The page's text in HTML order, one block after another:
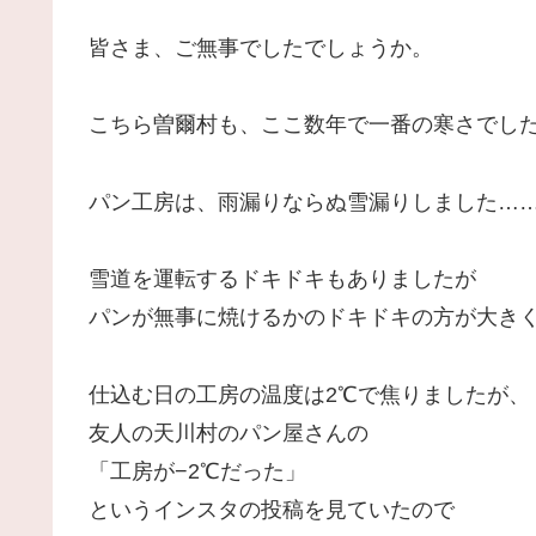
皆さま、ご無事でしたでしょうか。
こちら曽爾村も、ここ数年で一番の寒さでした
パン工房は、雨漏りならぬ雪漏りしました
雪道を運転するドキドキもありましたが
パンが無事に焼けるかのドキドキの方が大きく
仕込む日の工房の温度は2℃で焦りましたが、
友人の天川村のパン屋さんの
「工房が−2℃だった」
というインスタの投稿を見ていたので